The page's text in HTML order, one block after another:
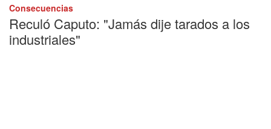
Consecuencias
Reculó Caputo: "Jamás dije tarados a los
industriales"